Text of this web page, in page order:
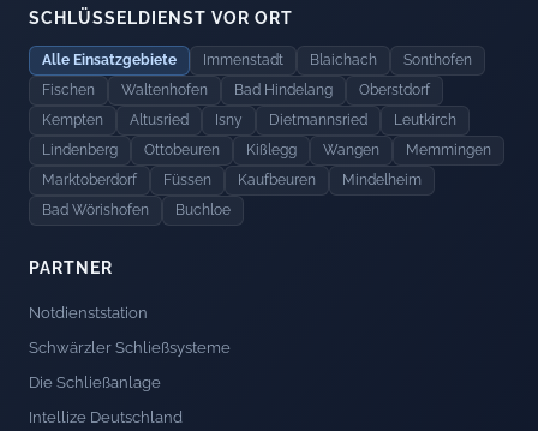
SCHLÜSSELDIENST VOR ORT
Alle Einsatzgebiete Immenstadt Blaichach
Sonthofen
Fischen
Waltenhofen Bad Hindelang
Oberstdorf
Kempten
Altusried Isny Dietmannsried
Leutkirch
Lindenberg
Ottobeuren Kißlegg Wangen
Memmingen
Marktoberdorf
Füssen Kaufbeuren
Mindelheim
Bad Wörishofen
Buchloe
PARTNER
Notdienststation
Schwärzler Schließsysteme
Die Schließanlage
Intellize Deutschland